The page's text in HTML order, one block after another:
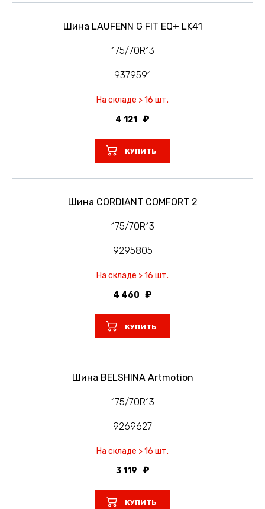
Шина LAUFENN G FIT EQ+ LK41
175/70R13
9379591
На складе > 16 шт.
4 121
КУПИТЬ
Шина CORDIANT COMFORT 2
175/70R13
9295805
На складе > 16 шт.
4 460
КУПИТЬ
Шина BELSHINA Artmotion
175/70R13
9269627
На складе > 16 шт.
3 119
КУПИТЬ